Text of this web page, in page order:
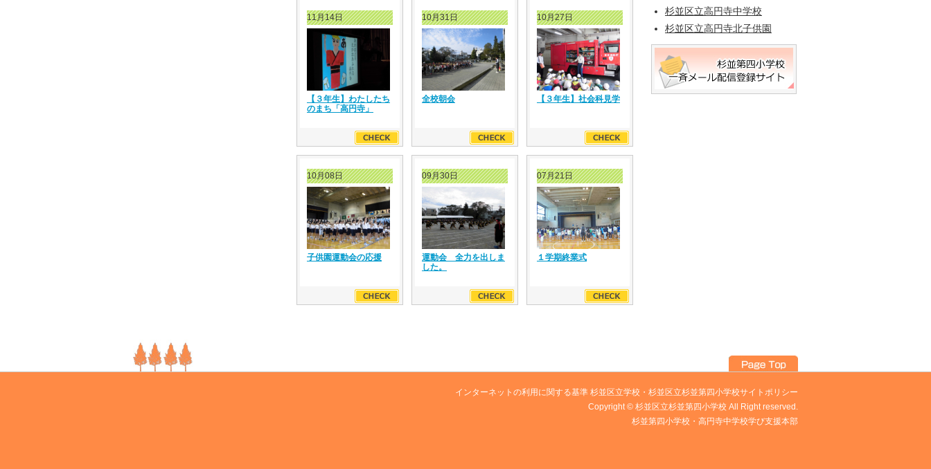
11月14日
【３年生】わたしたち
のまち「高円寺」
10月31日
全校朝会
10月27日
【３年生】社会科見学
10月08日
子供園運動会の応援
09月30日
運動会 全力を出しま
した。
07月21日
１学期終業式
杉並区立高円寺中学校
杉並区立高円寺北子供園
インターネットの利用に関する基準 杉並区立学校 ・ 杉並区立杉並第四小学校サイトポリシー
Copyright © 杉並区立杉並第四小学校 All Right reserved.
杉並第四小学校・高円寺中学校学び支援本部